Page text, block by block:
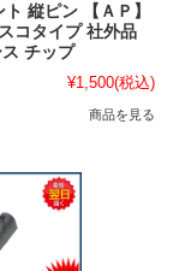
縦ピン 【ＡＰ】
コタイプ 社外品
チップ
¥1,500(税込)
商品を見る